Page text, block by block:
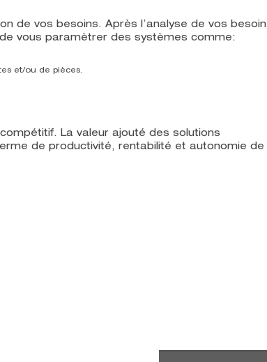
de vos besoins. Après l’analyse de vos besoin
vous paramètrer des systèmes comme:
et/ou de pièces.
La valeur ajouté des solutions
de productivité, rentabilité et autonomie de